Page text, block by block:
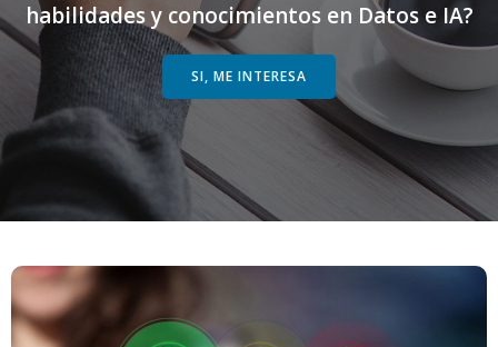
habilidades y conocimientos en Datos e IA?
SI, ME INTERESA